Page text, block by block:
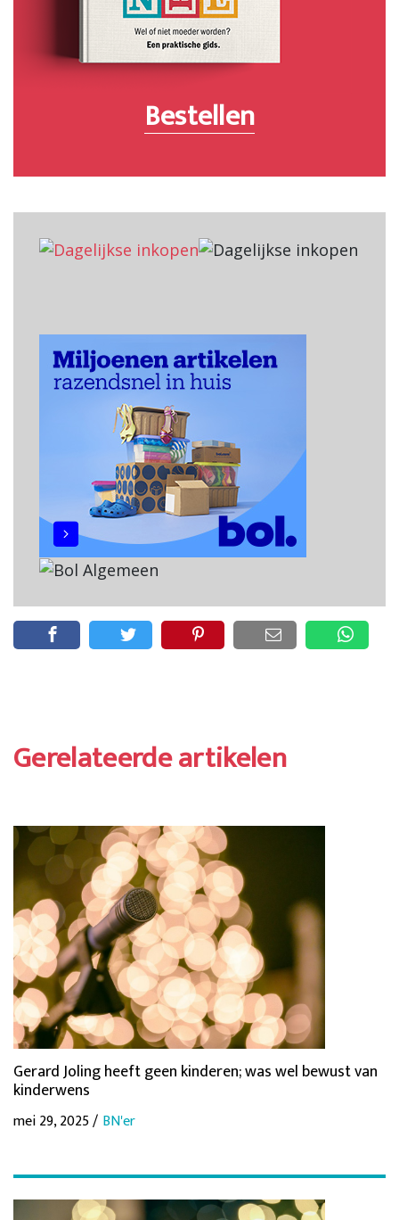
Bestellen
Gerelateerde artikelen
Gerard Joling heeft geen kinderen; was wel bewust van
kinderwens
mei 29, 2025 / BN'er